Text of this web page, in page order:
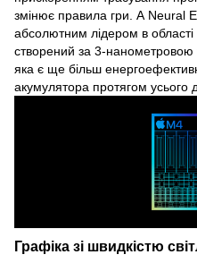
змінює правила гри. А Neural
абсолютним лідером в області
створений за 3-нанометровою
яка є ще більш
акумулятора протягом усього
Графіка зі швидкістю